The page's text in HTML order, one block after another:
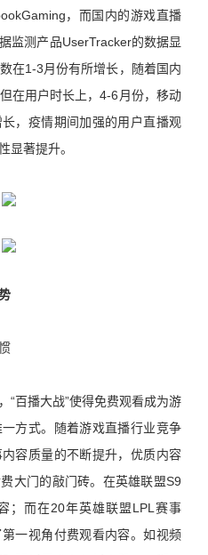
，而国内的游戏直播
监测产品UserTracker的数据显
在1-3月份有所增长，随着国内
在用户时长上，4-6月份，移动
，疫情期间加强的用户直播观
显著提升。
“百播大战”使得免费观看成为游
方式。随着游戏直播行业竞争
容质量的不断提升，优质内容
大门的敲门砖。在英雄联盟S9
；而在20年英雄联盟LPL赛事
一视角付费观看内容。如视频